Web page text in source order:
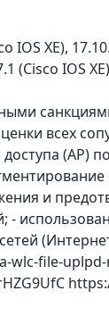
IOS XE),
(Cisco IOS
всех
(AP)
и
wlc-file-uplpd-